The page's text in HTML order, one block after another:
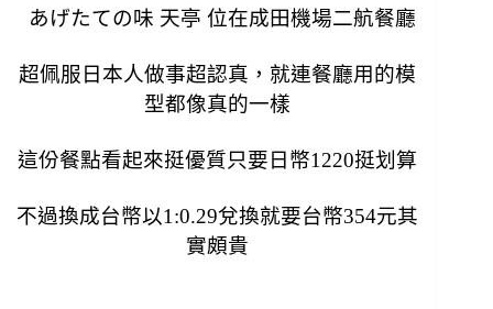
あげたての味 天亭 位在成田機場二航餐廳
超佩服日本人做事超認真，就連餐廳用的模
型都像真的一樣
這份餐點看起來挺優質只要日幣1220挺划算
不過換成台幣以1:0.29兌換就要台幣354元其
實頗貴